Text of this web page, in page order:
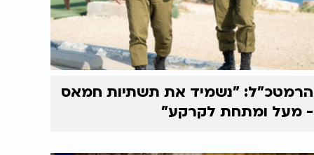
הרמטכ"ל: "נשמיד את תשתיות חמאס
- מעל ומתחת לקרקע"